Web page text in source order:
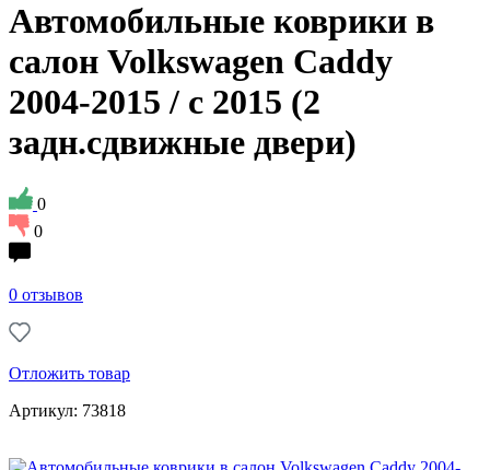
Автомобильные коврики в
салон Volkswagen Caddy
2004-2015 / с 2015 (2
задн.сдвижные двери)
0
0
0 отзывов
Отложить товар
Артикул: 73818